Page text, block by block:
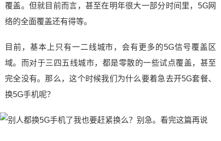
覆盖。但就目前而言，甚至在明年很大一部分时间里，5G网
络的全面覆盖还有得等。
目前，基本上只有一二线城市，会有更多的5G信号覆盖区
域。而对于三四五线城市，都是零散的一些试点覆盖，甚至
完全没有。那么，这个时候我们为什么要着急去开5G套餐、
换5G手机呢？